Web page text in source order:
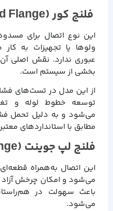
فلنج کور (Blind Flange)
این نوع اتصال برای
ولوها یا تجهیزات به
عبوری ندارد. نقش اصلی
بخشی از سیستم است.
از این مدل در تست‌های
توسعه خطوط لوله و
می‌شود و به دلیل تحمل فشار
مطابق با استانداردهای
فلنج لپ جوینت (Lap Joint Flange)
می‌شود و امکان چرخش آزاد
باعث سهولت در
می‌شود.